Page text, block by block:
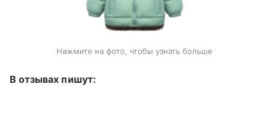
Нажмите на фото, чтобы узнать больше
В отзывах пишут: